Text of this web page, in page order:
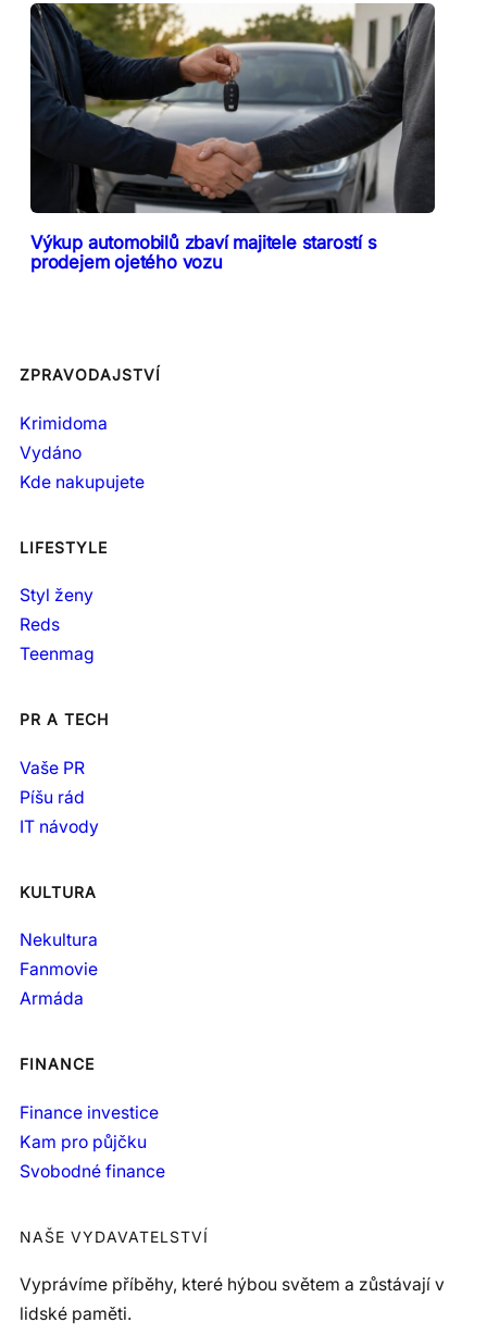
Výkup automobilů zbaví majitele starostí s
prodejem ojetého vozu
ZPRAVODAJSTVÍ
Krimidoma
Vydáno
Kde nakupujete
LIFESTYLE
Styl ženy
Reds
Teenmag
PR A TECH
Vaše PR
Píšu rád
IT návody
KULTURA
Nekultura
Fanmovie
Armáda
FINANCE
Finance investice
Kam pro půjčku
Svobodné finance
NAŠE VYDAVATELSTVÍ
Vyprávíme příběhy, které hýbou světem a zůstávají v
lidské paměti.